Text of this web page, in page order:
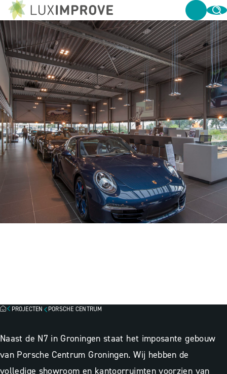
PROJECTEN PORSCHE CENTRUM
Naast de N7 in Groningen staat het imposante gebouw
van Porsche Centrum Groningen. Wij hebben de
volledige showroom en kantoorruimten voorzien van